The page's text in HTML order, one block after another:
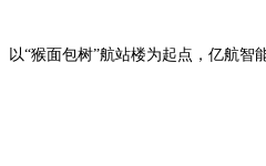
以“猴面包树”航站楼为起点，亿航智